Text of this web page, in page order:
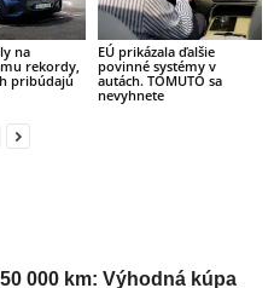
na
rekordy,
pribúdajú
EÚ prikázala ďalšie
povinné systémy v
autách. TOMUTO sa
nevyhnete